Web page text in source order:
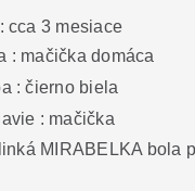
cca 3 mesiace
: mačička domáca
: čierno biela
: mačička
MIRABELKA bola